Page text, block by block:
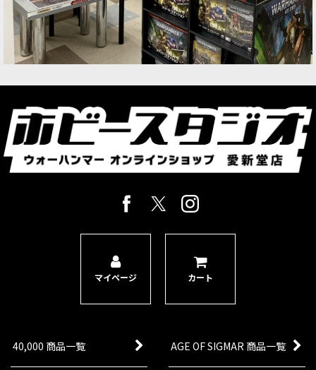
マイページ カート
40,000 商品一覧 AGE OF SIGMAR 商品一覧